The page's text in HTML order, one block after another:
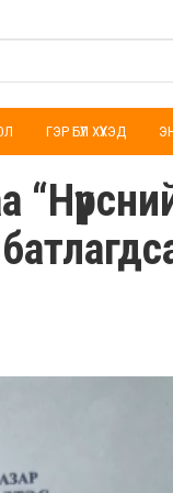
ГЭР БҮЛ ХҮҮХЭД